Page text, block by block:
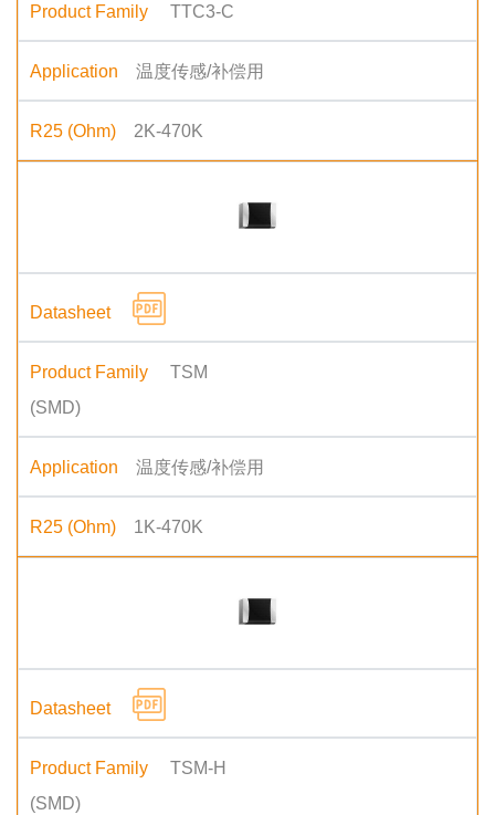
TTC3-C
温度传感/补偿用
2K-470K
TSM
(SMD)
温度传感/补偿用
1K-470K
TSM-H
(SMD)